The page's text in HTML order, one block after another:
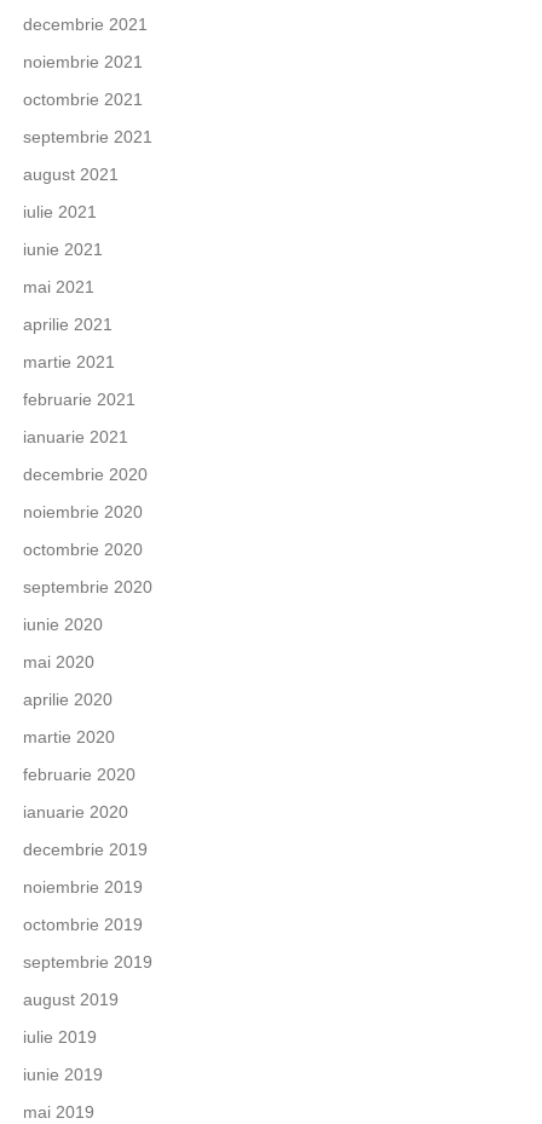
decembrie 2021
noiembrie 2021
octombrie 2021
septembrie 2021
august 2021
iulie 2021
iunie 2021
mai 2021
aprilie 2021
martie 2021
februarie 2021
ianuarie 2021
decembrie 2020
noiembrie 2020
octombrie 2020
septembrie 2020
iunie 2020
mai 2020
aprilie 2020
martie 2020
februarie 2020
ianuarie 2020
decembrie 2019
noiembrie 2019
octombrie 2019
septembrie 2019
august 2019
iulie 2019
iunie 2019
mai 2019